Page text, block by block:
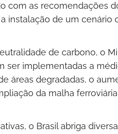
com as recomendações
a instalação de um cenário
de carbono, o
ser implementadas a
áreas degradadas, o
da malha
o Brasil abriga